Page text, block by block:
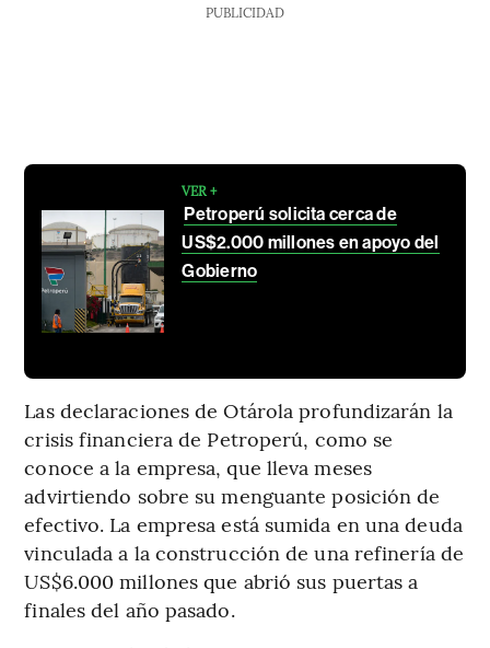
PUBLICIDAD
VER +
Petroperú solicita cerca de
US$2.000 millones en apoyo del
Gobierno
Las declaraciones de Otárola profundizarán la
crisis financiera de Petroperú, como se
conoce a la empresa, que lleva meses
advirtiendo sobre su menguante posición de
efectivo. La empresa está sumida en una deuda
vinculada a la construcción de una refinería de
US$6.000 millones que abrió sus puertas a
finales del año pasado.